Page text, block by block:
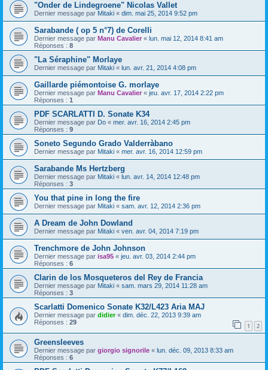
"Onder de Lindegroene" Nicolas Vallet
Dernier message par Mitaki « dim. mai 25, 2014 9:52 pm
Sarabande ( op 5 n°7) de Corelli
Dernier message par Manu Cavalier « lun. mai 12, 2014 8:41 am
Réponses : 8
"La Séraphine" Morlaye
Dernier message par Mitaki « lun. avr. 21, 2014 4:08 pm
Gaillarde piémontoise G. morlaye
Dernier message par Manu Cavalier « jeu. avr. 17, 2014 2:22 pm
Réponses : 1
PDF SCARLATTI D. Sonate K34
Dernier message par Do « mer. avr. 16, 2014 2:45 pm
Réponses : 9
Soneto Segundo Grado Valderràbano
Dernier message par Mitaki « mer. avr. 16, 2014 12:59 pm
Sarabande Ms Hertzberg
Dernier message par Mitaki « lun. avr. 14, 2014 12:48 pm
Réponses : 3
You that pine in long the fire
Dernier message par Mitaki « sam. avr. 12, 2014 2:36 pm
A Dream de John Dowland
Dernier message par Mitaki « ven. avr. 04, 2014 7:19 pm
Trenchmore de John Johnson
Dernier message par isa95 « jeu. avr. 03, 2014 2:44 pm
Réponses : 6
Clarin de los Mosqueteros del Rey de Francia
Dernier message par Mitaki « sam. mars 29, 2014 11:28 am
Réponses : 3
Scarlatti Domenico Sonate K32/L423 Aria MAJ
Dernier message par didier« dim. déc. 22, 2013 9:39 am
Réponses : 29 1 2
Greensleeves
Dernier message par giorgio signorile « lun. déc. 09, 2013 8:33 am
Réponses : 6